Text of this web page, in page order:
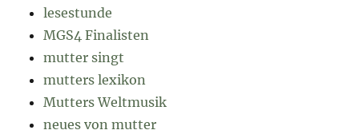
lesestunde
MGS4 Finalisten
mutter singt
mutters lexikon
Mutters Weltmusik
neues von mutter